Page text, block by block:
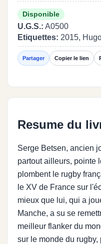
Disponible
U.G.S.: A0500
Etiquettes: 2015,
Partager Copier le lien
Resume du
Serge Betsen, ancien
partout ailleurs, pointe
plombent le rugby
le XV de France sur
mieux que lui, qui a
Manche, a su se
meilleur flanker du
sur le monde du rugby,